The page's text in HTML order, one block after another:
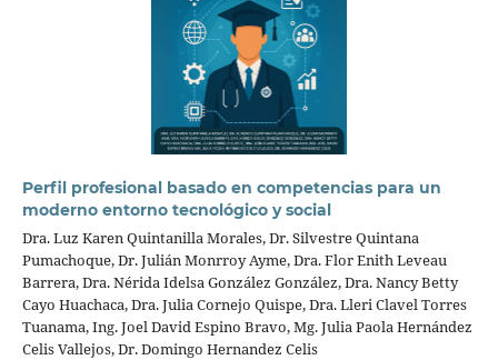
Perfil profesional basado en competencias para un
moderno entorno tecnológico y social
Dra. Luz Karen Quintanilla Morales, Dr. Silvestre Quintana
Pumachoque, Dr. Julián Monrroy Ayme, Dra. Flor Enith Leveau
Barrera, Dra. Nérida Idelsa González González, Dra. Nancy Betty
Cayo Huachaca, Dra. Julia Cornejo Quispe, Dra. Lleri Clavel Torres
Tuanama, Ing. Joel David Espino Bravo, Mg. Julia Paola Hernández
Celis Vallejos, Dr. Domingo Hernandez Celis